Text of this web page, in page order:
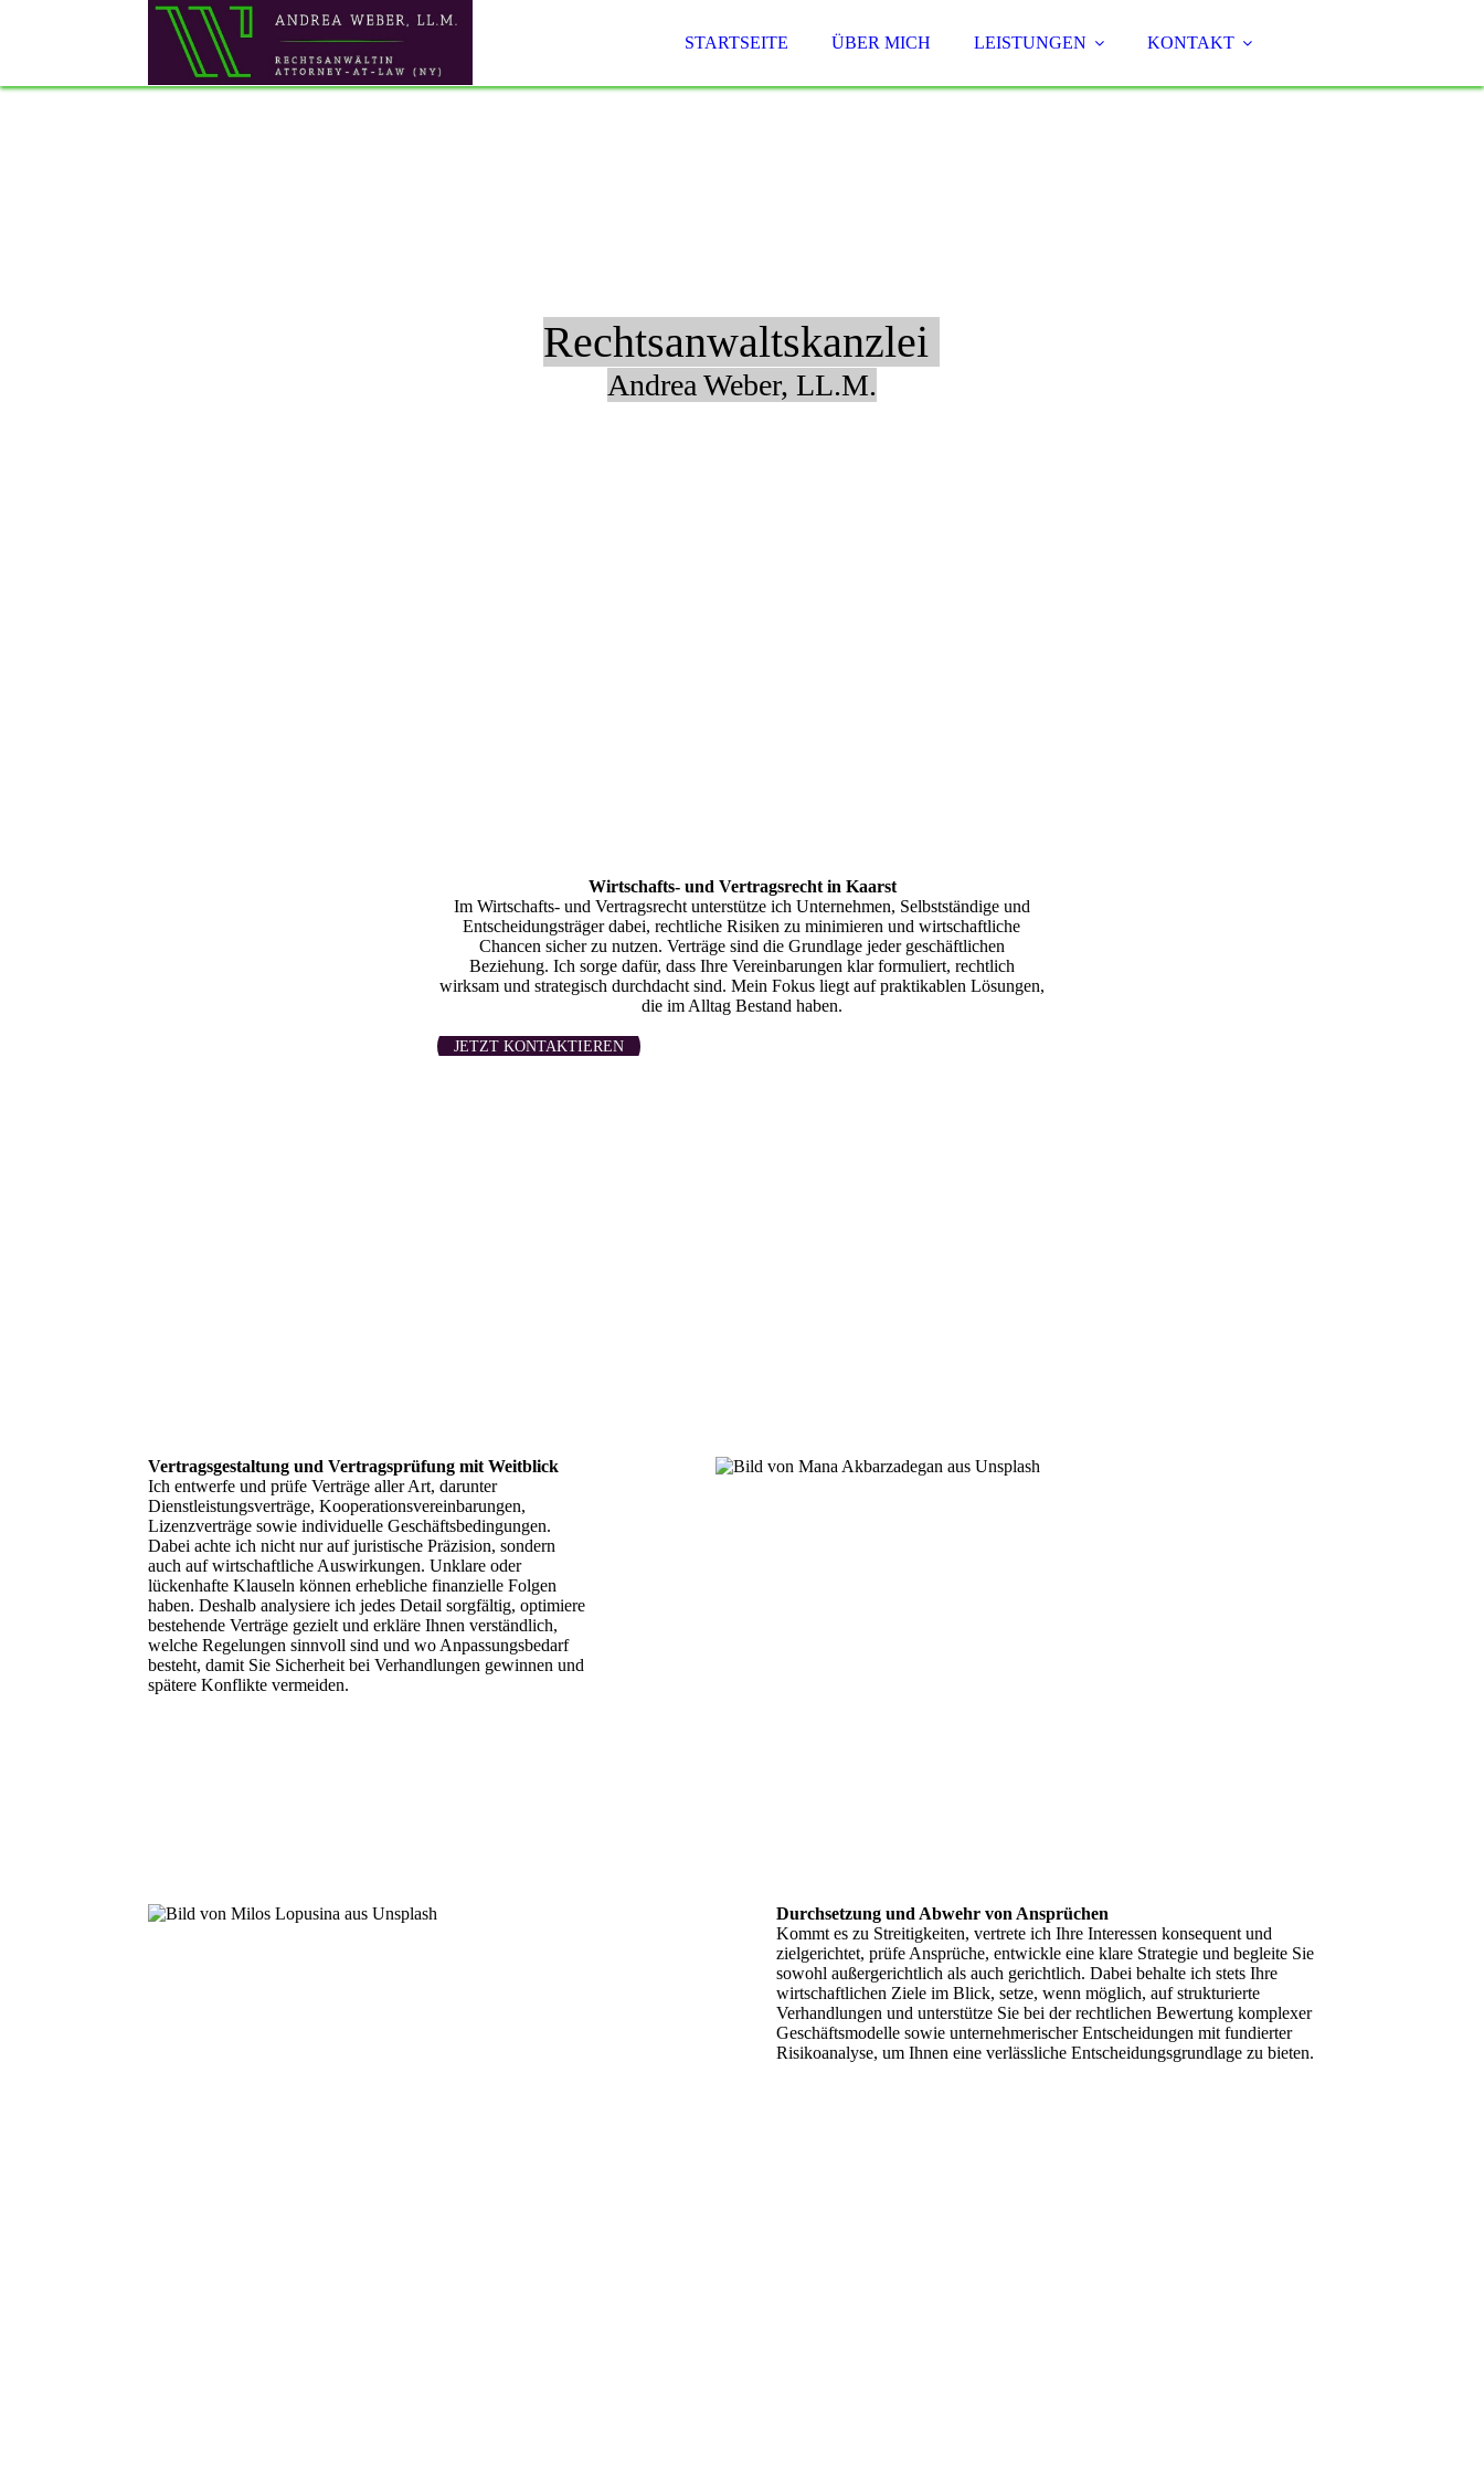
STARTSEITE ÜBER MICH LEISTUNGEN KONTAKT
Rechtsanwaltskanzlei
Andrea Weber, LL.M.
Wirtschafts- und Vertragsrecht in Kaarst
Im Wirtschafts- und Vertragsrecht unterstütze ich Unternehmen, Selbstständige und
Entscheidungsträger dabei, rechtliche Risiken zu minimieren und wirtschaftliche
Chancen sicher zu nutzen. Verträge sind die Grundlage jeder geschäftlichen
Beziehung. Ich sorge dafür, dass Ihre Vereinbarungen klar formuliert, rechtlich
wirksam und strategisch durchdacht sind. Mein Fokus liegt auf praktikablen Lösungen,
die im Alltag Bestand haben.
JETZT KONTAKTIEREN
Vertragsgestaltung und Vertragsprüfung mit Weitblick
Ich entwerfe und prüfe Verträge aller Art, darunter
Dienstleistungsverträge, Kooperationsvereinbarungen,
Lizenzverträge sowie individuelle Geschäftsbedingungen.
Dabei achte ich nicht nur auf juristische Präzision, sondern
auch auf wirtschaftliche Auswirkungen. Unklare oder
lückenhafte Klauseln können erhebliche finanzielle Folgen
haben. Deshalb analysiere ich jedes Detail sorgfältig, optimiere
bestehende Verträge gezielt und erkläre Ihnen verständlich,
welche Regelungen sinnvoll sind und wo Anpassungsbedarf
besteht, damit Sie Sicherheit bei Verhandlungen gewinnen und
spätere Konflikte vermeiden.
Durchsetzung und Abwehr von Ansprüchen
Kommt es zu Streitigkeiten, vertrete ich Ihre Interessen konsequent und
zielgerichtet, prüfe Ansprüche, entwickle eine klare Strategie und begleite Sie
sowohl außergerichtlich als auch gerichtlich. Dabei behalte ich stets Ihre
wirtschaftlichen Ziele im Blick, setze, wenn möglich, auf strukturierte
Verhandlungen und unterstütze Sie bei der rechtlichen Bewertung komplexer
Geschäftsmodelle sowie unternehmerischer Entscheidungen mit fundierter
Risikoanalyse, um Ihnen eine verlässliche Entscheidungsgrundlage zu bieten.